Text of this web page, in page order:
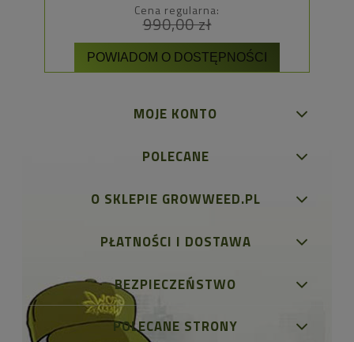
Cena regularna:
990,00 zł
POWIADOM O DOSTĘPNOŚCI
MOJE KONTO
POLECANE
O SKLEPIE GROWWEED.PL
PŁATNOŚCI I DOSTAWA
BEZPIECZEŃSTWO
POLECANE STRONY